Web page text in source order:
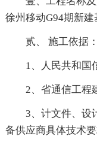
徐州移动G94期新
贰、 施工依据
1、人民共和国
2、省通信工程
3、计文件、设
备供应商具体技术要